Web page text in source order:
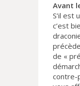
Avant
S’il est
c’est
de «
contre-